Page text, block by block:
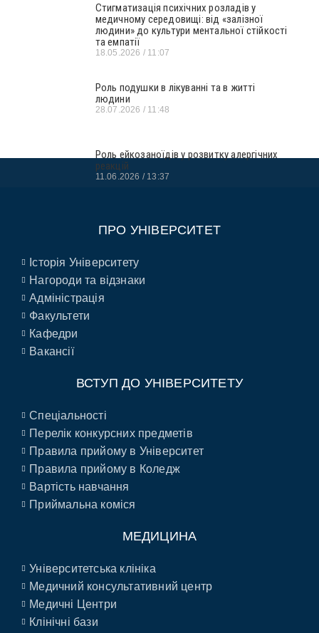
Стигматизація психічних розладів у
медичному середовищі: від «залізної
людини» до культури ментальної стійкості
та емпатії
18.05.2026 11:07
Роль подушки в лікуванні та в житті
людини
28.07.2026 11:48
Роль ейкозаноїдів у розвитку алергічних
реакцій
11.06.2026 13:37
ПРО УНІВЕРСИТЕТ
Історія Університету
Нагороди та відзнаки
Адміністрація
Факультети
Кафедри
Вакансії
ВСТУП ДО УНІВЕРСИТЕТУ
Спеціальності
Перелік конкурсних предметів
Правила прийому в Університет
Правила прийому в Коледж
Вартість навчання
Приймальна коміся
МЕДИЦИНА
Університетська клініка
Медичний консультативний центр
Медичні Центри
Клінічні бази